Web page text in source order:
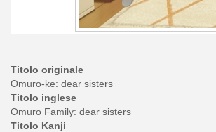
Titolo originale
Ōmuro-ke: dear sisters
Titolo inglese
Ōmuro Family: dear sisters
Titolo Kanji